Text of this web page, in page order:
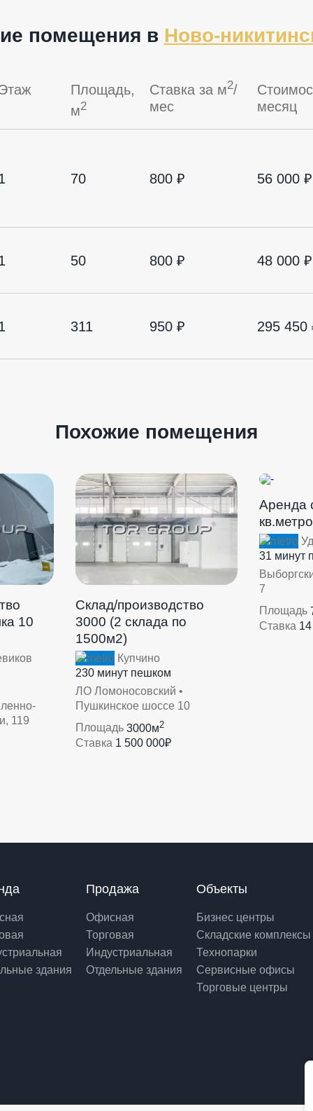
помещения в Ново-
Площадь,
м2
Ставка за м2/
мес
месяц
70 800 ₽ 56 000 ₽
50 800 ₽ 48 000 ₽
311 950 ₽ 295 450
Похожие помещения
10
119
Склад/производство
3000 (2 склада по
1500м2)
Купчино
230 минут пешком
ЛО Ломоносовский •
Пушкинское шоссе 10
Площадь 3000м2
Ставка 1 500 000₽
Аренда
31 минут
7
Площадь
Ставка
здания
Продажа
Офисная
Торговая
Индустриальная
Отдельные здания
Объекты
Бизнес центры
Складские комплексы
Технопарки
Сервисные офисы
Торговые центры